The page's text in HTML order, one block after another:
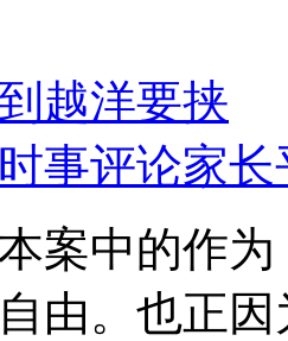
越洋要挟
评论家长
案中的作
由。也正